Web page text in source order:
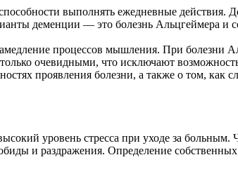
выполнять ежедневные действия.
деменции — это болезнь Альцгеймера и
процессов мышления. При болезни
очевидными, что исключают
проявления болезни, а также о том, как
уровень стресса при уходе за
и раздражения. Определение